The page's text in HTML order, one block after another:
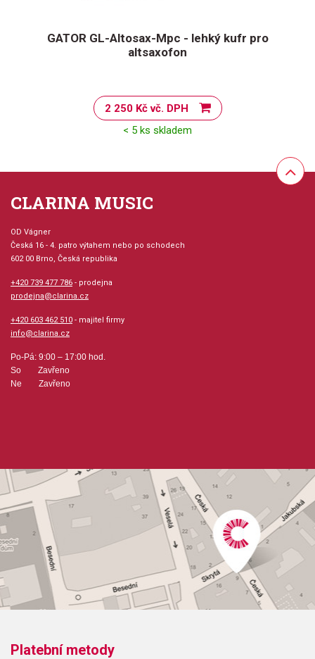
GATOR GL-Altosax-Mpc - lehký kufr pro
altsaxofon
2 250 Kč vč. DPH
< 5 ks skladem
CLARINA MUSIC
OD Vágner
Česká 16 - 4. patro výtahem nebo po schodech
602 00 Brno, Česká republika
+420 739 477 786 - prodejna
prodejna@clarina.cz
+420 603 462 510 - majitel firmy
info@clarina.cz
Po-Pá: 9:00 – 17:00 hod.
So Zavřeno
Ne Zavřeno
Platební metody